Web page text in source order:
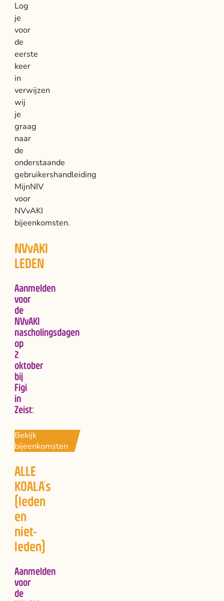
Log
je
voor
de
eerste
keer
in
verwijzen
wij
je
graag
naar
de
onderstaande
gebruikershandleiding
MijnNIV
voor
NVvAKI
bijeenkomsten.
NVvAKI
LEDEN
Aanmelden
voor
de
NVvAKI
nascholingsdagen
op
2
oktober
bij
Figi
in
Zeist:
Bekijk
bijeenkomsten
ALLE
KOALA’s
(leden
en
niet-
leden)
Aanmelden
voor
de